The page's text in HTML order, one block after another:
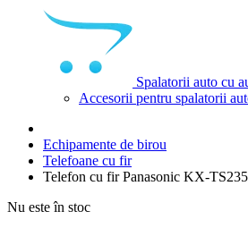
Spalatorii auto cu
Accesorii pentru spalatorii
Echipamente de birou
Telefoane cu fir
Telefon cu fir Panasonic KX-
Nu este în stoc